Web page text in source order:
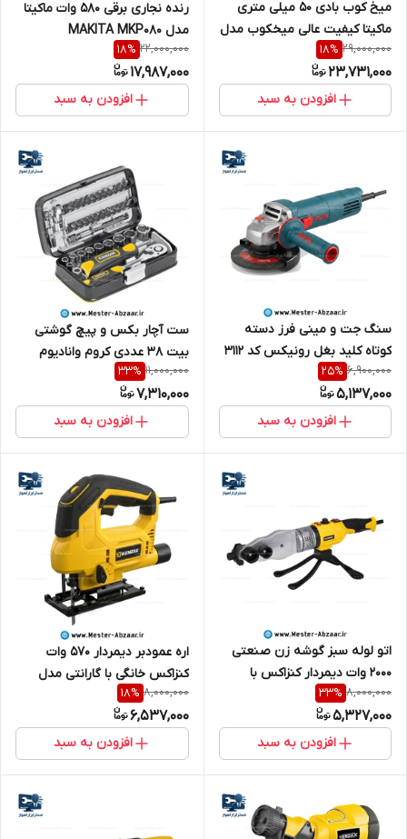
میخ کوب بادی 50 میلی متری
ماکیتا کیفیت عالی میخکوب مدل
MAKITA AF505
29,000,000
18%
23,731,000
افزودن به سبد
رنده نجاری برقی 580 وات ماکیتا
مدل MAKITA MKP080
22,000,000
18%
17,987,000
افزودن به سبد
سنگ جت و مینی فرز دسته
کوتاه کلید بغل رونیکس کد 3112
RONIX
6,900,000
25%
5,137,000
افزودن به سبد
ست آچار بکس و پیچ گوشتی
بیت 38 عددی کروم وانادیوم
کنزاکس مدل KENZAX 9438
11,000,000
33%
7,310,000
افزودن به سبد
اتو لوله سبز گوشه زن صنعتی
2000 وات دیمردار کنزاکس با
گارانتی مدل KENZAX 3811
8,000,000
33%
5,327,000
افزودن به سبد
اره عمودبر دیمردار 570 وات
کنزاکس خانگی با گارانتی مدل
kenzax 4155
8,000,000
18%
6,537,000
افزودن به سبد